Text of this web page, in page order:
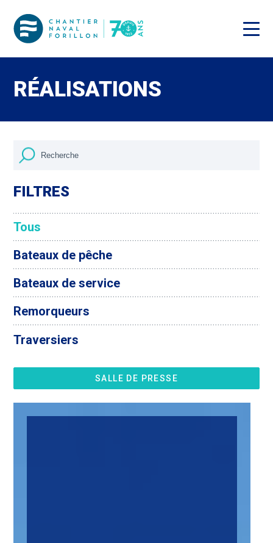
RÉALISATIONS
FILTRES
Tous
Bateaux de pêche
Bateaux de service
Remorqueurs
Traversiers
SALLE DE PRESSE